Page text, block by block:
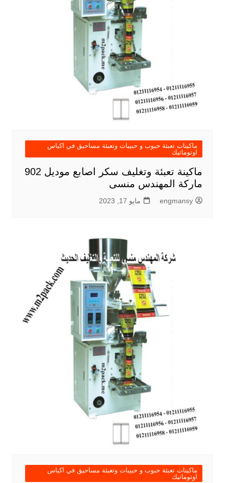
ماكينات تعبئة حبوب و حبيبات وتعبئة مساحيق في اكياس
اوتوماتيك
ماكينة تعبئة وتغليف سكر اصابع موديل 902
ماركة المهندس منسى
engmansy مايو 17, 2023
ماكينات تعبئة حبوب و حبيبات وتعبئة مساحيق في اكياس
اوتوماتيك